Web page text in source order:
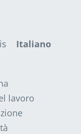
Italiano
lavoro